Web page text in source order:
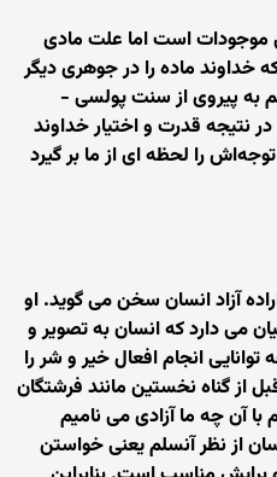
موجودات است اما علت مادی
ماده را در جوهری دیگر
به پیروی از سنت پولسی -
نتیجه قدرت و اختیار خداوند
را لحظه ای از ما بر گیرد
آزاد انسان سخن می گوید. او
می دارد که انسان به تصویر و
انجام افعال خیر و شر را
از گناه نخستین مانند فرشتگان
با آن چه ما آزادی می نامیم
از نظر آنسلم یعنی خواستن